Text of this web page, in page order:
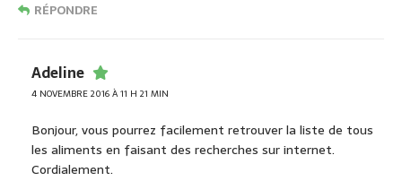
RÉPONDRE
Adeline
4 NOVEMBRE 2016 À 11 H 21 MIN
Bonjour, vous pourrez facilement retrouver la liste de tous
les aliments en faisant des recherches sur internet.
Cordialement.